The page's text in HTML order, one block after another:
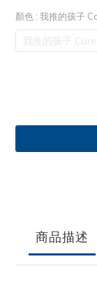
顏色 : 我推的孩子
我推的孩子
商品描述